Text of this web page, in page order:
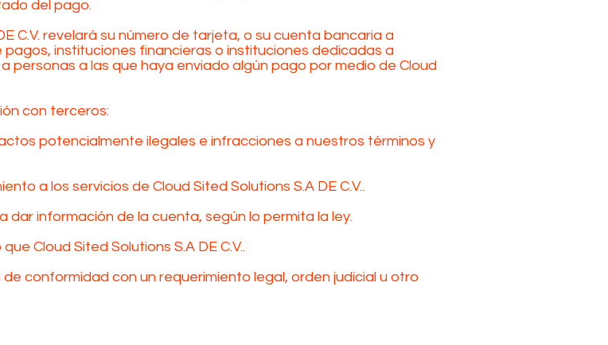
del pago.
C.V. revelará su número de tarjeta, o su cuenta bancaria a
instituciones financieras o instituciones dedicadas a
personas a las que haya enviado algún pago por medio de Cloud
con terceros:
potencialmente ilegales e infracciones a nuestros términos y
a los servicios de Cloud Sited Solutions S.A DE C.V..
información de la cuenta, según lo permita la ley.
Cloud Sited Solutions S.A DE C.V..
conformidad con un requerimiento legal, orden judicial u otro